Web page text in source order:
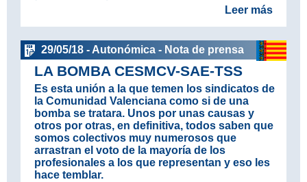
Leer más
29/05/18 - Autonómica - Nota de prensa
LA BOMBA CESMCV-SAE-TSS
Es esta unión a la que temen los sindicatos de
la Comunidad Valenciana como si de una
bomba se tratara. Unos por unas causas y
otros por otras, en definitiva, todos saben que
somos colectivos muy numerosos que
arrastran el voto de la mayoría de los
profesionales a los que representan y eso les
hace temblar.